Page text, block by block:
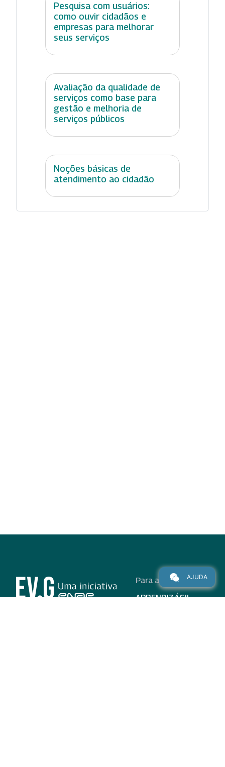
Pesquisa com usuários:
como ouvir cidadãos e
empresas para melhorar
seus serviços
Avaliação da qualidade de
serviços como base para
gestão e melhoria de
serviços públicos
Noções básicas de
atendimento ao cidadão
Para alunos
APRENDIZÁGIL
AJUDA